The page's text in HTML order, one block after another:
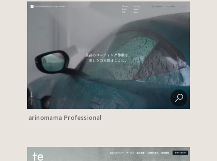
arinomama Professional